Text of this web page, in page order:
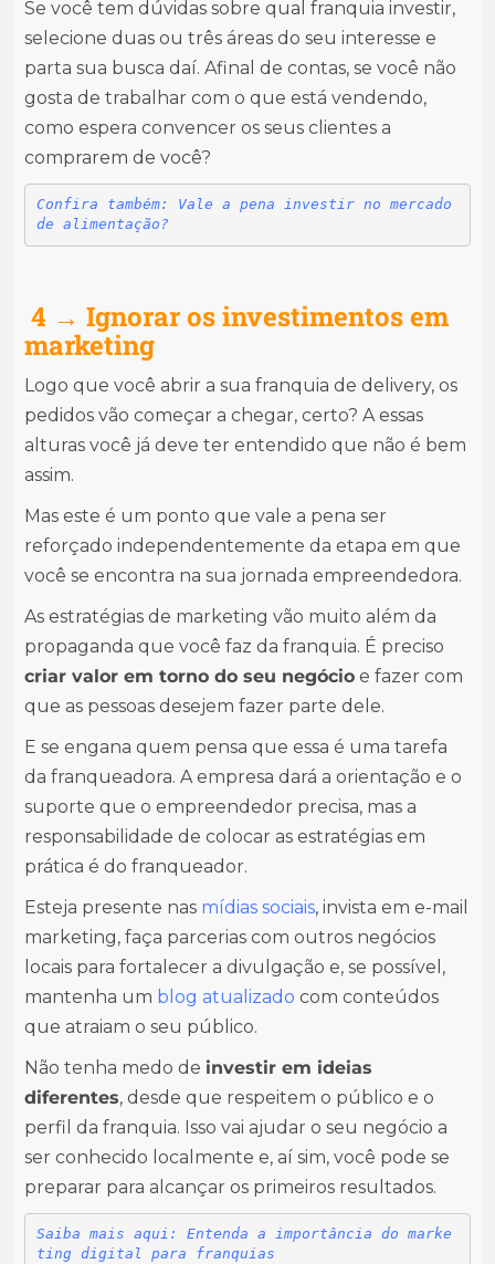
Se você tem dúvidas sobre qual franquia investir,
selecione duas ou três áreas do seu interesse e
parta sua busca daí. Afinal de contas, se você não
gosta de trabalhar com o que está vendendo,
como espera convencer os seus clientes a
comprarem de você?
Confira também: Vale a pena investir no mercado
de alimentação?
4 → Ignorar os investimentos em
marketing
Logo que você abrir a sua franquia de delivery, os
pedidos vão começar a chegar, certo? A essas
alturas você já deve ter entendido que não é bem
assim.
Mas este é um ponto que vale a pena ser
reforçado independentemente da etapa em que
você se encontra na sua jornada empreendedora.
As estratégias de marketing vão muito além da
propaganda que você faz da franquia. É preciso
criar valor em torno do seu negócio e fazer com
que as pessoas desejem fazer parte dele.
E se engana quem pensa que essa é uma tarefa
da franqueadora. A empresa dará a orientação e o
suporte que o empreendedor precisa, mas a
responsabilidade de colocar as estratégias em
prática é do franqueador.
Esteja presente nas mídias sociais, invista em e-mail
marketing, faça parcerias com outros negócios
locais para fortalecer a divulgação e, se possível,
mantenha um blog atualizado com conteúdos
que atraiam o seu público.
Não tenha medo de investir em ideias
diferentes, desde que respeitem o público e o
perfil da franquia. Isso vai ajudar o seu negócio a
ser conhecido localmente e, aí sim, você pode se
preparar para alcançar os primeiros resultados.
Saiba mais aqui: Entenda a importância do marke
ting digital para franquias